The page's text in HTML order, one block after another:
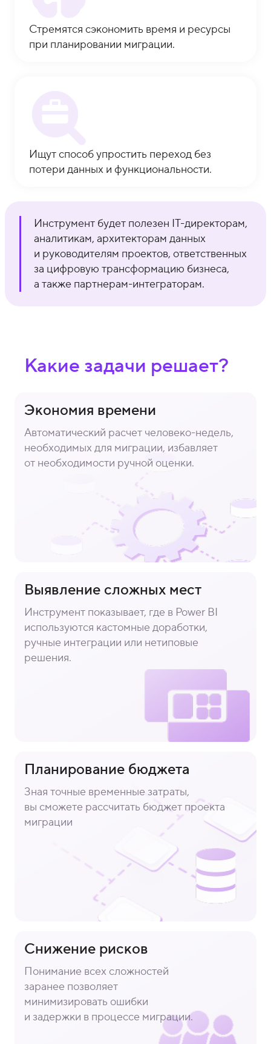
Стремятся сэкономить время и ресурсы
при планировании миграции.
Ищут способ упростить переход без
потери данных и функциональности.
Инструмент будет полезен IT-директорам,
аналитикам, архитекторам данных
и руководителям проектов, ответственных
за цифровую трансформацию бизнеса,
а также партнерам-интеграторам.
Какие задачи решает?
Экономия времени
Автоматический расчет человеко-недель,
необходимых для миграции, избавляет
от необходимости ручной оценки.
Выявление сложных мест
Инструмент показывает, где в Power BI
используются кастомные доработки,
ручные интеграции или нетиповые
решения.
Планирование бюджета
Зная точные временные затраты,
вы сможете рассчитать бюджет проекта
миграции
Снижение рисков
Понимание всех сложностей
заранее позволяет
минимизировать ошибки
и задержки в процессе миграции.